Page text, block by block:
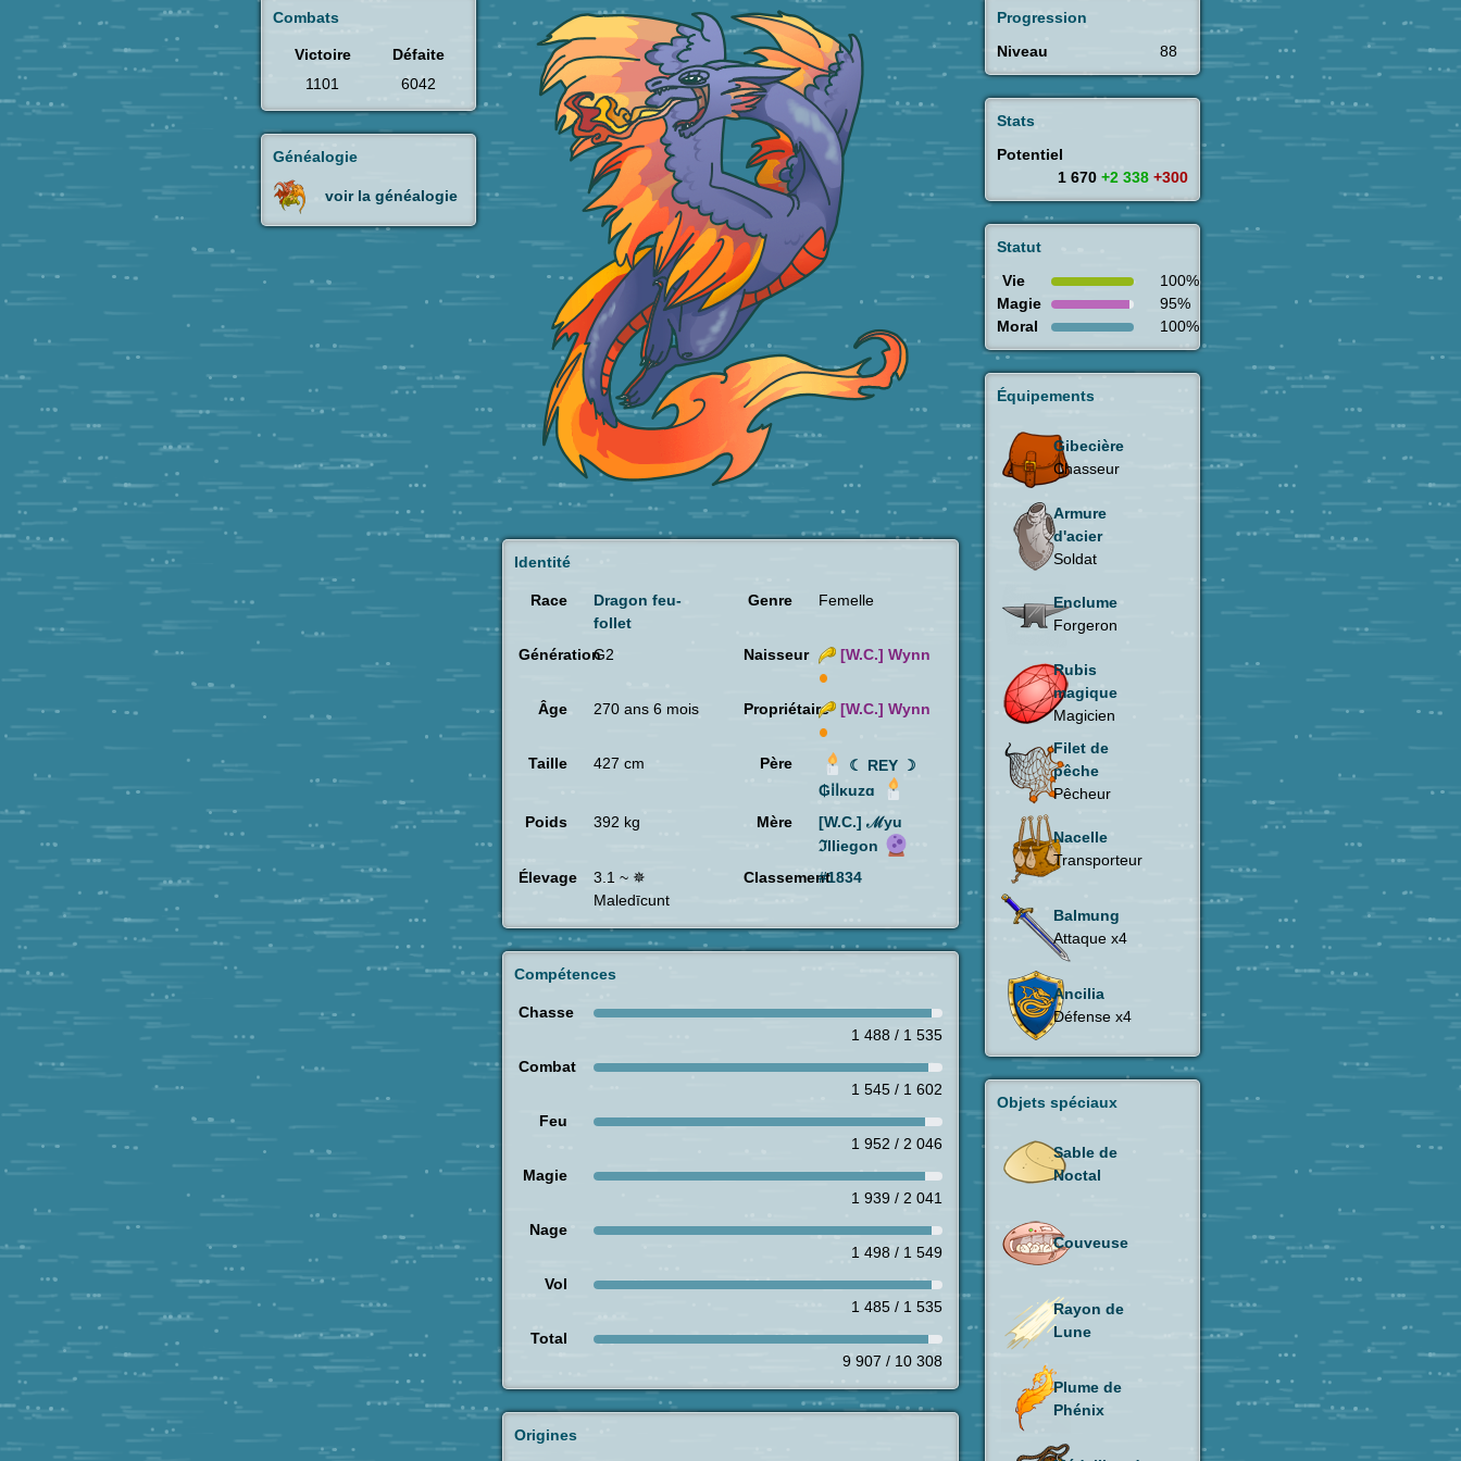
Combats
Victoire
Défaite
1101
6042
Généalogie
voir la généalogie
Identité
Race
Dragon feu-
follet
Genre Femelle
GénérationG2 Naisseur [W.C.] Wynn
Âge 270 ans 6 mois Propriétaire [W.C.] Wynn
Taille 427 cm Père
☾ REY ☽
₲ⅰⅼκuzɑ
Poids
392 kg Mère
[W.C.] ℳyu
ℑlliegon
Élevage
3.1 ~ ✵
Maledīcunt
Classement#1834
Compétences
Chasse
1 488 / 1 535
Combat
1 545 / 1 602
Feu
1 952 / 2 046
Magie
1 939 / 2 041
Nage
1 498 / 1 549
Vol
1 485 / 1 535
Total
9 907 / 10 308
Origines
Progression
Niveau
88
Stats
Potentiel
1 670 +2 338 +300
Statut
Vie
100%
Magie
95%
Moral
100%
Équipements
Gibecière
Chasseur
Armure
d'acier
Soldat
Enclume
Forgeron
Rubis
magique
Magicien
Filet de
pêche
Pêcheur
Nacelle
Transporteur
Balmung
Attaque x4
Ancilia
Défense x4
Objets spéciaux
Sable de
Noctal
Couveuse
Rayon de
Lune
Plume de
Phénix